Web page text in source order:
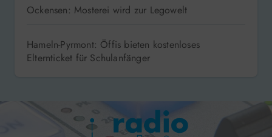
Ockensen: Mosterei wird zur Legowelt
Hameln-Pyrmont: Öffis bieten kostenloses
Elternticket für Schulanfänger